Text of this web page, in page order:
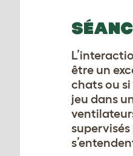
être un
chats ou si
jeu dans